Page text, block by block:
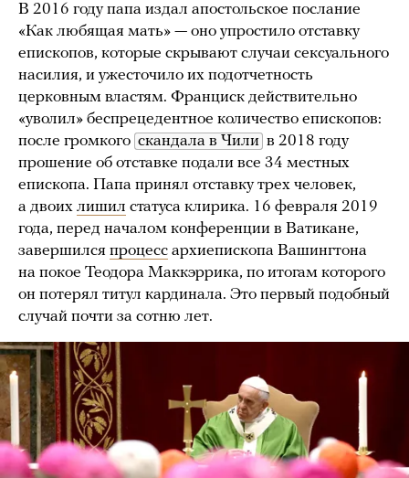
В 2016 году папа издал апостольское послание
«Как любящая мать» — оно упростило отставку
епископов, которые скрывают случаи сексуального
насилия, и ужесточило их подотчетность
церковным властям. Франциск действительно
«уволил» беспрецедентное количество епископов:
после громкого скандала в Чили в 2018 году
прошение об отставке подали все 34 местных
епископа. Папа принял отставку трех человек,
а двоих лишил статуса клирика. 16 февраля 2019
года, перед началом конференции в Ватикане,
завершился процесс архиепископа Вашингтона
на покое Теодора Маккэррика, по итогам которого
он потерял титул кардинала. Это первый подобный
случай почти за сотню лет.